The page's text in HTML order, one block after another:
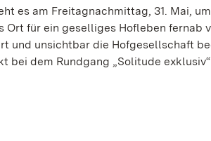
es am Freitagnachmittag, 31. Mai, um
Ort für ein geselliges Hofleben fernab
und unsichtbar die Hofgesellschaft
bei dem Rundgang „Solitude